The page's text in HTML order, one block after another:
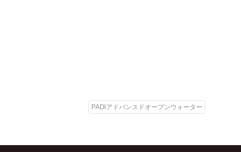
PADIアドバンスドオープンウォーター